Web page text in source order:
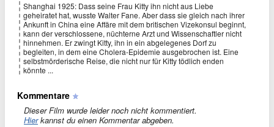
Shanghai 1925: Dass seine Frau Kitty ihn nicht aus Liebe
geheiratet hat, wusste Walter Fane. Aber dass sie gleich nach ihrer
Ankunft in China eine Affäre mit dem britischen Vizekonsul beginnt,
kann der verschlossene, nüchterne Arzt und Wissenschaftler nicht
hinnehmen. Er zwingt Kitty, ihn in ein abgelegenes Dorf zu
begleiten, in dem eine Cholera-Epidemie ausgebrochen ist. Eine
selbstmörderische Reise, die nicht nur für Kitty tödlich enden
könnte ...
Kommentare
Dieser Film wurde leider noch nicht kommentiert.
Hierkannst du einen Kommentar abgeben.